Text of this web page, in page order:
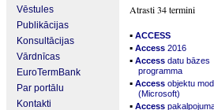
Vēstules
Publikācijas
Konsultācijas
Vārdnīcas
EuroTermBank
Par portālu
Kontakti
Atrasti 34 termini
▪ ACCESS
▪ Access 2016
▪ Access datu bāzes
programma
▪ Access objektu
(Microsoft)
▪ Access